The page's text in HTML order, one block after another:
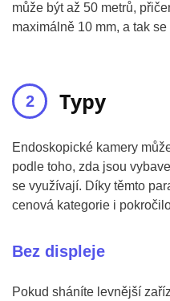
může být až 50 metrů,
maximálně 10 mm, a tak
Typy
Endoskopické kamery
podle toho, zda jsou
se využívají. Díky těmto
cenová kategorie i
Bez displeje
Pokud sháníte levnější